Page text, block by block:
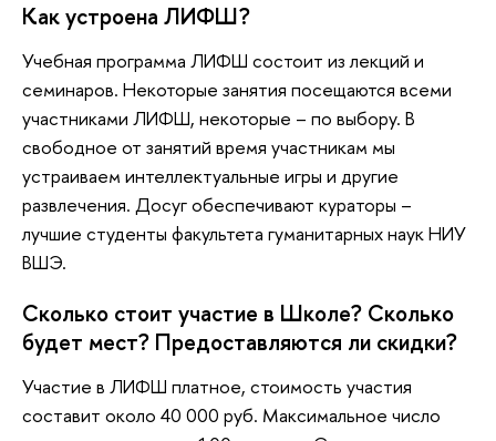
Как устроена ЛИФШ?
Учебная программа ЛИФШ состоит из лекций и
семинаров. Некоторые занятия посещаются всеми
участниками ЛИФШ, некоторые – по выбору. В
свободное от занятий время участникам мы
устраиваем интеллектуальные игры и другие
развлечения. Досуг обеспечивают кураторы –
лучшие студенты факультета гуманитарных наук НИУ
ВШЭ.
Сколько стоит участие в Школе? Сколько
будет мест? Предоставляются ли скидки?
Участие в ЛИФШ платное, стоимость участия
составит около 40 000 руб. Максимальное число